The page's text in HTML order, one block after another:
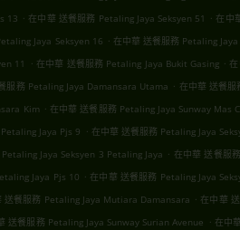
13 . 在中華 送餐服務 Petaling Jaya Seksyen 51 . 在中
Jaya Seksyen 16 . 在中華 送餐服務 Petaling
11 . 在中華 送餐服務 Petaling Jaya Bukit Gasing .
服務 Petaling Jaya Damansara Utama . 在中華 送餐
Kim . 在中華 送餐服務 Petaling Jaya Sunway Mas
Jaya Pjs 9 . 在中華 送餐服務 Petaling Jaya
Jaya Seksyen 3 Petaling Jaya . 在中華 送餐服
Jaya Pjs 10 . 在中華 送餐服務 Petaling Jaya
送餐服務 Petaling Jaya Mutiara Damansara . 在中華
送餐服務 Petaling Jaya Sunway Surian Avenue . 在中